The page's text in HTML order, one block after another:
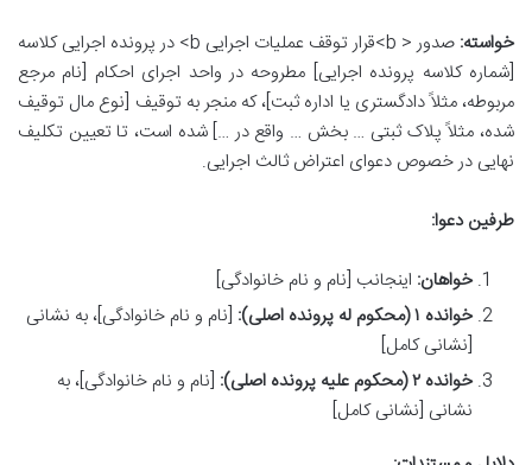
خواسته:
صدور < b>قرار توقف عملیات اجرایی b> در پرونده اجرایی کلاسه
[شماره کلاسه پرونده اجرایی] مطروحه در واحد اجرای احکام [نام مرجع
مربوطه، مثلاً دادگستری یا اداره ثبت]، که منجر به توقیف [نوع مال توقیف
شده، مثلاً پلاک ثبتی … بخش … واقع در …] شده است، تا تعیین تکلیف
نهایی در خصوص دعوای اعتراض ثالث اجرایی.
طرفین دعوا:
خواهان: اینجانب [نام و نام خانوادگی]
خوانده ۱ (محکوم له پرونده اصلی):
[نام و نام خانوادگی]، به نشانی
[نشانی کامل]
خوانده ۲ (محکوم علیه پرونده اصلی):
[نام و نام خانوادگی]، به
نشانی [نشانی کامل]